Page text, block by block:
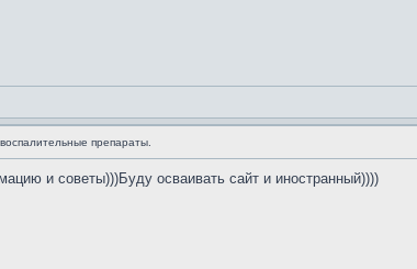
препараты.
и советы)))Буду осваивать сайт и иностранный))))